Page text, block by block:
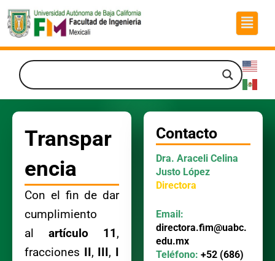
al
contenido
Menú
Transpar
encia
Con el fin de dar
cumplimiento
al artículo 11 ,
fracciones
, ,
Contacto
Dra. Araceli Celina
Justo López
Directora
Email:
directora.fim@uabc.
edu.mx
Teléfono: +52 (686)